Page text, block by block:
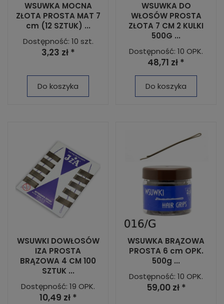
WSUWKA MOCNA
ZŁOTA PROSTA MAT 7
cm (12 SZTUK) ...
Dostępność: 10 szt.
3,23 zł *
Do koszyka
WSUWKA DO
WŁOSÓW PROSTA
ZŁOTA 7 CM 2 KULKI
500G ...
Dostępność: 10 OPK.
48,71 zł *
Do koszyka
WSUWKI DOWŁOSÓW
IZA PROSTA
BRĄZOWA 4 CM 100
SZTUK ...
Dostępność: 19 OPK.
10,49 zł *
WSUWKA BRĄZOWA
PROSTA 6 cm OPK.
500g ...
Dostępność: 10 OPK.
59,00 zł *